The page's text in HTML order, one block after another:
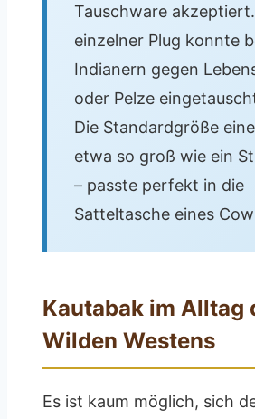
Tauschware
einzelner Plug konnte
Indianern gegen
oder Pelze
Die Standardgröße
etwa so groß wie ein
– passte perfekt in die
Satteltasche eines
Kautabak im Alltag
Wilden Westens
Es ist kaum möglich, sich